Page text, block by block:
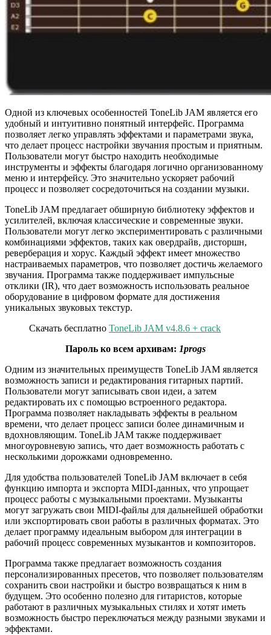
Одной из ключевых особенностей ToneLib JAM является его
удобный и интуитивно понятный интерфейс. Программа
позволяет легко управлять эффектами и параметрами звука,
что делает процесс настройки звучания простым и приятным.
Пользователи могут быстро находить необходимые
инструменты и эффекты благодаря логично организованному
меню и интерфейсу. Это значительно ускоряет рабочий
процесс и позволяет сосредоточиться на создании музыки.
ToneLib JAM предлагает обширную библиотеку эффектов и
усилителей, включая классические и современные звуки.
Пользователи могут легко экспериментировать с различными
комбинациями эффектов, таких как овердрайв, дисторшн,
реверберация и хорус. Каждый эффект имеет множество
настраиваемых параметров, что позволяет достичь желаемого
звучания. Программа также поддерживает импульсные
отклики (IR), что дает возможность использовать реальное
оборудование в цифровом формате для достижения
уникальных звуковых текстур.
Скачать бесплатно ToneLib JAM v4.8.6 + crack
Пароль ко всем архивам: 1progs
Одним из значительных преимуществ ToneLib JAM является
возможность записи и редактирования гитарных партий.
Пользователи могут записывать свои идеи, а затем
редактировать их с помощью встроенного редактора.
Программа позволяет накладывать эффекты в реальном
времени, что делает процесс записи более динамичным и
вдохновляющим. ToneLib JAM также поддерживает
многоуровневую запись, что дает возможность работать с
несколькими дорожками одновременно.
Для удобства пользователей ToneLib JAM включает в себя
функцию импорта и экспорта MIDI-данных, что упрощает
процесс работы с музыкальными проектами. Музыканты
могут загружать свои MIDI-файлы для дальнейшей обработки
или экспортировать свои работы в различных форматах. Это
делает программу идеальным выбором для интеграции в
рабочий процесс современных музыкантов и композиторов.
Программа также предлагает возможность создания
персонализированных пресетов, что позволяет пользователям
сохранить свои настройки и быстро возвращаться к ним в
будущем. Это особенно полезно для гитаристов, которые
работают в различных музыкальных стилях и хотят иметь
возможность быстро переключаться между разными звуками и
эффектами.